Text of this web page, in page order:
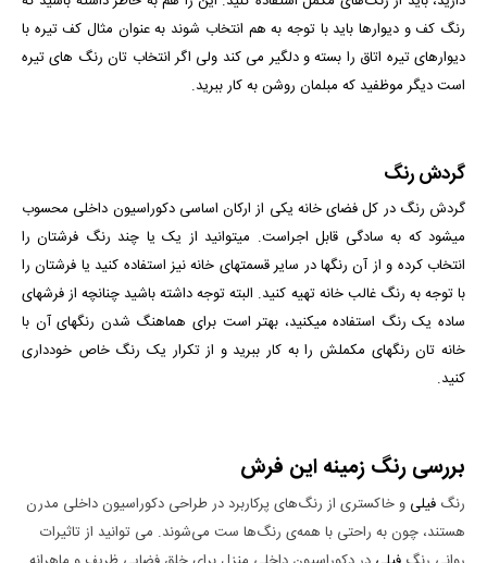
رنگ کف و دیوارها باید با توجه به هم انتخاب شوند به عنوان مثال کف تیره با
دیوارهای تیره اتاق را بسته و دلگیر می کند ولی اگر انتخاب تان رنگ های تیره
است دیگر موظفید که مبلمان روشن به کار ببرید.
گردش رنگ
گردش رنگ در کل فضای خانه یکی از ارکان اساسی دکوراسیون داخلی محسوب
می­شود که به سادگی قابل اجراست. می­توانید از یک یا چند رنگ فرش­تان را
انتخاب کرده و از آن رنگ­ها در سایر قسمت­های خانه نیز استفاده کنید یا فرشتان را
با توجه به رنگ غالب خانه تهیه کنید. البته توجه داشته باشید چنانچه از فرش­های
ساده یک رنگ استفاده می­کنید، بهتر است برای هماهنگ شدن رنگ­های آن با
خانه­ تان رنگ­های مکملش را به کار ببرید و از تکرار یک رنگ خاص خودداری
کنید.
بررسی رنگ زمینه این فرش
رنگ فیلی و خاکستری از رنگ‌های پرکاربرد در طراحی دکوراسیون داخلی مدرن
هستند، چون به راحتی با همه‌ی رنگ‌ها ست می‌شوند. می توانید از تاثیرات